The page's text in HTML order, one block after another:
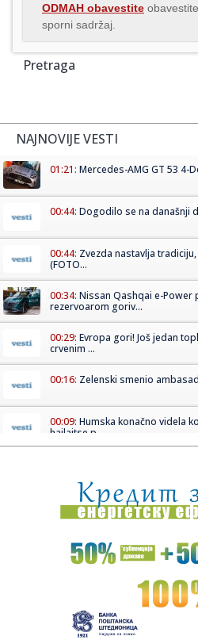
ODMAH obavestite
sporni sadržaj.
Pretraga
NAJNOVIJE VESTI
01:21: Mercedes-AMG GT 53 4-
00:44: Dogodilo se na današnji
00:44: Zvezda nastavlja
(FOTO...
00:34: Nissan Qashqai e-Power
rezervoarom goriv...
00:29: Evropa gori! Još jedan
crvenim ...
00:16: Zelenski smenio
00:09: Humska konačno videla
hajlajtse p...
00:04:Vukotić ne zna ko je Baba:
00:01:Na današnji dan, 7. avgust
U predgrađu Damaska
23:55:ROMAŠČENKO POSLE